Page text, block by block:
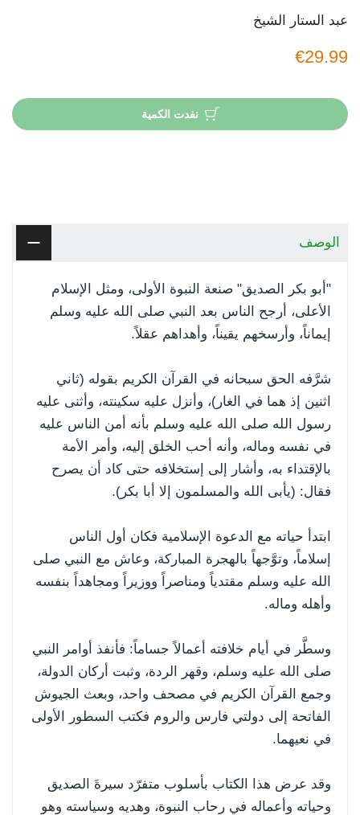
عبد الستار الشيخ
€29.99
نفدت الكمية
الوصف
"أبو بكر الصديق" صنعة النبوة الأولى، ومثل الإسلام
الأعلى، أرجح الناس بعد النبي صلى الله عليه وسلم
إيماناً، وأرسخهم يقيناً، وأهداهم عقلاً.
شرَّفه الحق سبحانه في القرآن الكريم بقوله (ثاني
اثنين إذ هما في الغار)، وأنزل عليه سكينته، وأثنى عليه
رسول الله صلى الله عليه وسلم بأنه أمن الناس عليه
في نفسه وماله، وأنه أحب الخلق إليه، وأمر الأمة
بالإقتداء به، وأشار إلى إستخلافه حتى كاد أن يصرح
فقال: (يأبى الله والمسلمون إلا أبا بكر).
ابتدأ حياته مع الدعوة الإسلامية فكان أول الناس
إسلاماً، وتوَّجهاً بالهجرة المباركة، وعاش مع النبي صلى
الله عليه وسلم مقتدياً ومناصراً ووزيراً ومجاهداً بنفسه
وأهله وماله.
وسطَّر في أيام خلافته أعمالاً جساماً: فأنفذ أوامر النبي
صلى الله عليه وسلم، وقهر الردة، وثبت أركان الدولة،
وجمع القرآن الكريم في مصحف واحد، وبعث الجيوش
الفاتحة إلى دولتي فارس والروم فكتب السطور الأولى
في نعيهما.
وقد عرض هذا الكتاب بأسلوب متفرّد سيرةَ الصديق
وحياته وأعماله في رحاب النبوة، وهديه وسياسته وهو